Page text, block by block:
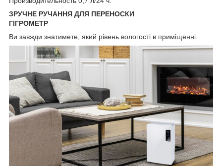
ЗРУЧНЕ РУЧАННЯ ДЛЯ ПЕРЕНОСКИ
ГІГРОМЕТР
Ви завжди знатимете, який рівень вологості в приміщенні.